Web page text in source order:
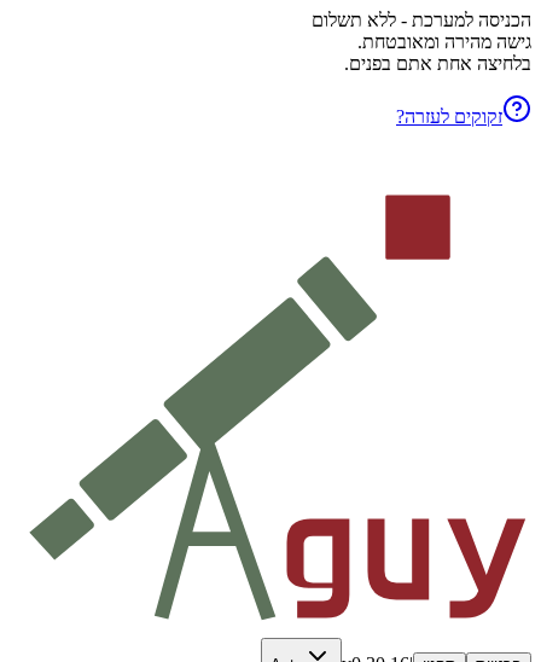
הכניסה למערכת - ללא תשלום
גישה מהירה ומאובטחת.
בלחיצה אחת אתם בפנים.
זקוקים לעזרה?